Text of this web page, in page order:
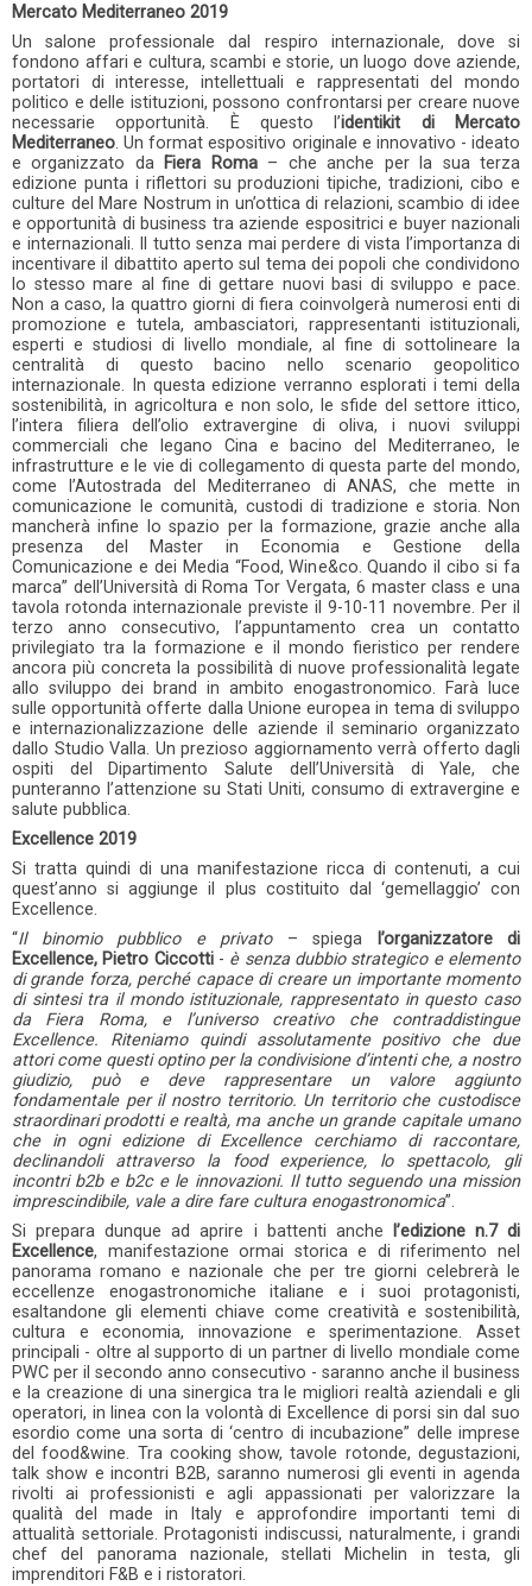
Mercato Mediterraneo 2019
Un salone professionale dal respiro internazionale, dove si
fondono affari e cultura, scambi e storie, un luogo dove aziende,
portatori di interesse, intellettuali e rappresentati del mondo
politico e delle istituzioni, possono confrontarsi per creare nuove
necessarie opportunità. È questo l’identikit di Mercato
Mediterraneo. Un format espositivo originale e innovativo - ideato
e organizzato da Fiera Roma– che anche per la sua terza
edizione punta i riflettori su produzioni tipiche, tradizioni, cibo e
culture del Mare Nostrum in un’ottica di relazioni, scambio di idee
e opportunità di business tra aziende espositrici e buyer nazionali
e internazionali. Il tutto senza mai perdere di vista l’importanza di
incentivare il dibattito aperto sul tema dei popoli che condividono
lo stesso mare al fine di gettare nuovi basi di sviluppo e pace.
Non a caso, la quattro giorni di fiera coinvolgerà numerosi enti di
promozione e tutela, ambasciatori, rappresentanti istituzionali,
esperti e studiosi di livello mondiale, al fine di sottolineare la
centralità di questo bacino nello scenario geopolitico
internazionale. In questa edizione verranno esplorati i temi della
sostenibilità, in agricoltura e non solo, le sfide del settore ittico,
l’intera filiera dell’olio extravergine di oliva, i nuovi sviluppi
commerciali che legano Cina e bacino del Mediterraneo, le
infrastrutture e le vie di collegamento di questa parte del mondo,
come l’Autostrada del Mediterraneo di ANAS, che mette in
comunicazione le comunità, custodi di tradizione e storia. Non
mancherà infine lo spazio per la formazione, grazie anche alla
presenza del Master in Economia e Gestione della
Comunicazione e dei Media “Food, Wine&co. Quando il cibo si fa
marca” dell’Università di Roma Tor Vergata, 6 master class e una
tavola rotonda internazionale previste il 9-10-11 novembre. Per il
terzo anno consecutivo, l’appuntamento crea un contatto
privilegiato tra la formazione e il mondo fieristico per rendere
ancora più concreta la possibilità di nuove professionalità legate
allo sviluppo dei brand in ambito enogastronomico. Farà luce
sulle opportunità offerte dalla Unione europea in tema di sviluppo
e internazionalizzazione delle aziende il seminario organizzato
dallo Studio Valla. Un prezioso aggiornamento verrà offerto dagli
ospiti del Dipartimento Salute dell’Università di Yale, che
punteranno l’attenzione su Stati Uniti, consumo di extravergine e
salute pubblica.
Excellence 2019
Si tratta quindi di una manifestazione ricca di contenuti, a cui
quest’anno si aggiunge il plus costituito dal ‘gemellaggio’ con
Excellence.
“Il binomio pubblico e privato – spiega
l’organizzatore di
Excellence, Pietro Ciccotti- è senza dubbio strategico e elemento
di grande forza, perché capace di creare un importante momento
di sintesi tra il mondo istituzionale, rappresentato in questo caso
da Fiera Roma, e l’universo creativo che contraddistingue
Excellence. Riteniamo quindi assolutamente positivo che due
attori come questi optino per la condivisione d’intenti che, a nostro
giudizio, può e deve rappresentare un valore aggiunto
fondamentale per il nostro territorio. Un territorio che custodisce
straordinari prodotti e realtà, ma anche un grande capitale umano
che in ogni edizione di Excellence cerchiamo di raccontare,
declinandoli attraverso la food experience, lo spettacolo, gli
incontri b2b e b2c e le innovazioni. Il tutto seguendo una mission
imprescindibile, vale a dire fare cultura enogastronomica”.
Si prepara dunque ad aprire i battenti anche l’edizione n.7 di
Excellence, manifestazione ormai storica e di riferimento nel
panorama romano e nazionale che per tre giorni celebrerà le
eccellenze enogastronomiche italiane e i suoi protagonisti,
esaltandone gli elementi chiave come creatività e sostenibilità,
cultura e economia, innovazione e sperimentazione. Asset
principali - oltre al supporto di un partner di livello mondiale come
PWC per il secondo anno consecutivo - saranno anche il business
e la creazione di una sinergica tra le migliori realtà aziendali e gli
operatori, in linea con la volontà di Excellence di porsi sin dal suo
esordio come una sorta di ‘centro di incubazione” delle imprese
del food&wine. Tra cooking show, tavole rotonde, degustazioni,
talk show e incontri B2B, saranno numerosi gli eventi in agenda
rivolti ai professionisti e agli appassionati per valorizzare la
qualità del made in Italy e approfondire importanti temi di
attualità settoriale. Protagonisti indiscussi, naturalmente, i grandi
chef del panorama nazionale, stellati Michelin in testa, gli
imprenditori F&B e i ristoratori.